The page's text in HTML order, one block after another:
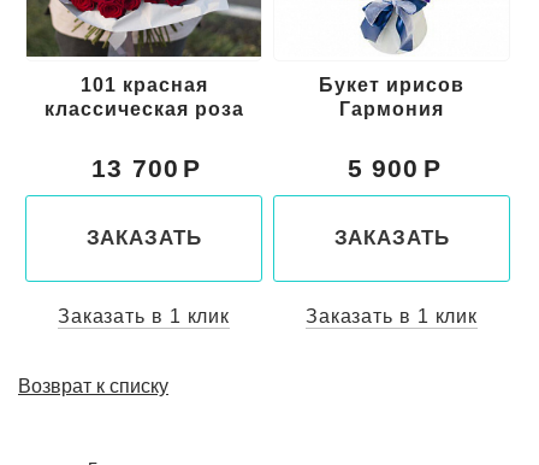
Букет ирисов
Гармония
5 900
ЗАКАЗАТЬ
Заказать в 1 клик
101 красная
классическая роза
13 700
ЗАКАЗАТЬ
Заказать в 1 клик
Возврат к списку